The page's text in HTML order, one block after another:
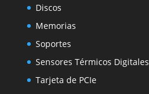
Discos
Memorias
Soportes
Sensores Térmicos Digitales
Tarjeta de PCIe